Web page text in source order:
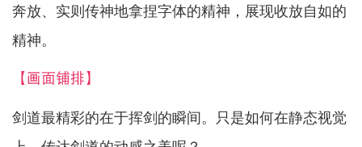
奔放、实则传神地拿捏字体的精神，展现收放自如的
精神。
【画面铺排】
剑道最精彩的在于挥剑的瞬间。只是如何在静态视觉